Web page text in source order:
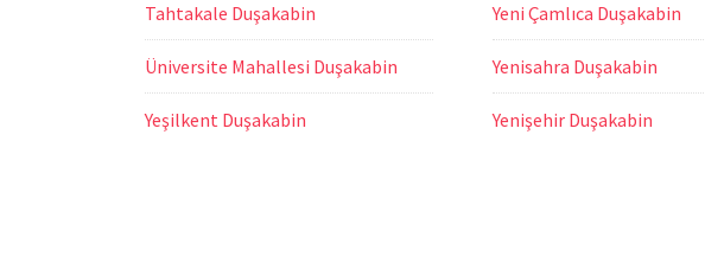
Tahtakale Duşakabin
Üniversite Mahallesi Duşakabin
Yeşilkent Duşakabin
Yeni Çamlıca Duşakabin
Yenisahra Duşakabin
Yenişehir Duşakabin